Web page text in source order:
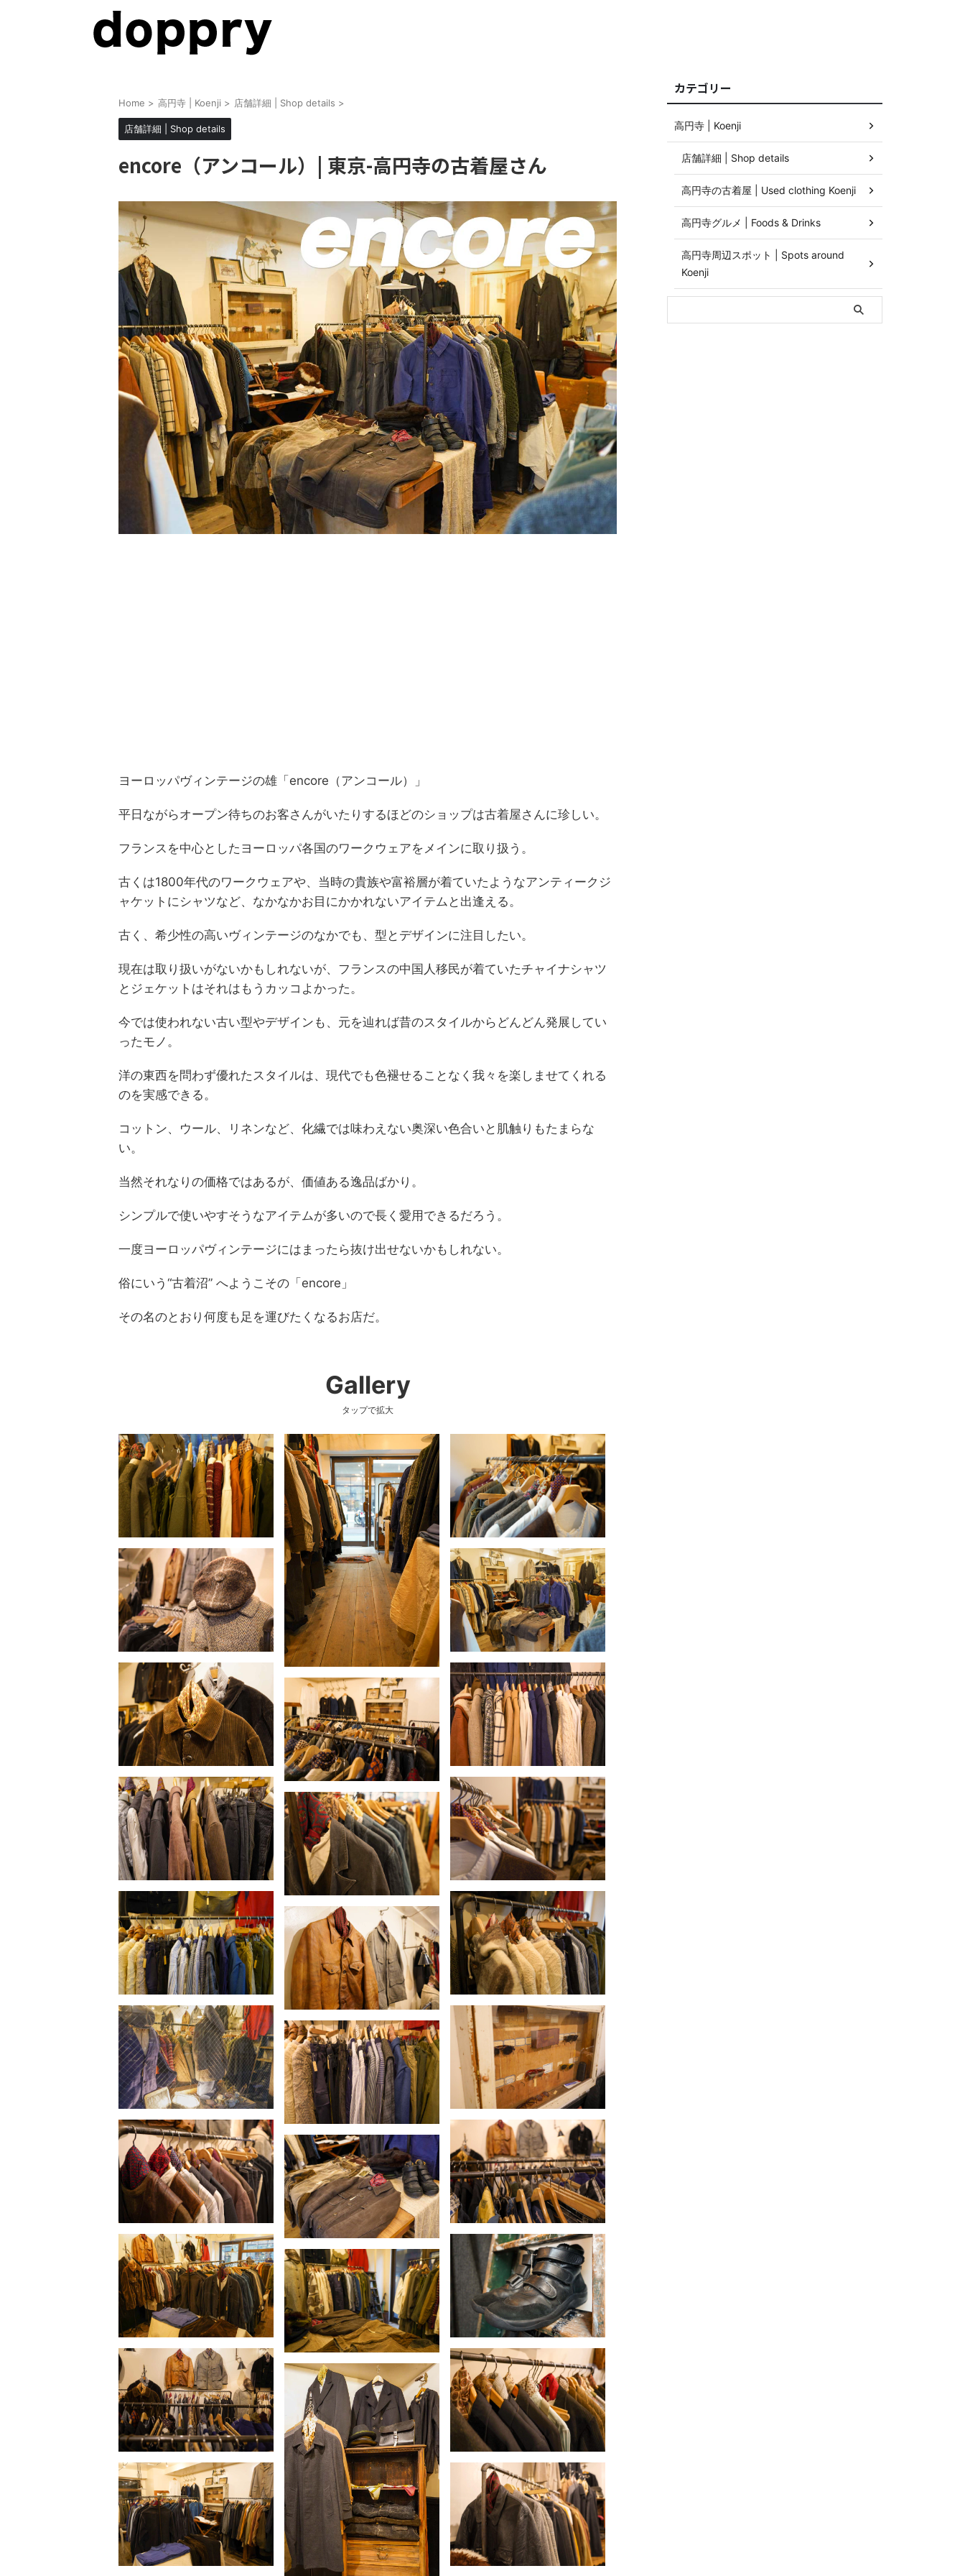
Home > 高円寺 | Koenji > 店舗詳細 | Shop details >
店舗詳細 | Shop details
encore（アンコール）| 東京-高円寺の古着屋さん
ヨーロッパヴィンテージの雄「encore（アンコール）」
平日ながらオープン待ちのお客さんがいたりするほどのショップは古着屋さんに珍しい。
フランスを中心としたヨーロッパ各国のワークウェアをメインに取り扱う。
古くは1800年代のワークウェアや、当時の貴族や富裕層が着ていたようなアンティークジ
ャケットにシャツなど、なかなかお目にかかれないアイテムと出逢える。
古く、希少性の高いヴィンテージのなかでも、型とデザインに注目したい。
現在は取り扱いがないかもしれないが、フランスの中国人移民が着ていたチャイナシャツ
とジェケットはそれはもうカッコよかった。
今では使われない古い型やデザインも、元を辿れば昔のスタイルからどんどん発展してい
ったモノ。
洋の東西を問わず優れたスタイルは、現代でも色褪せることなく我々を楽しませてくれる
のを実感できる。
コットン、ウール、リネンなど、化繊では味わえない奥深い色合いと肌触りもたまらな
い。
当然それなりの価格ではあるが、価値ある逸品ばかり。
シンプルで使いやすそうなアイテムが多いので長く愛用できるだろう。
一度ヨーロッパヴィンテージにはまったら抜け出せないかもしれない。
俗にいう“古着沼” へようこその「encore」
その名のとおり何度も足を運びたくなるお店だ。
Gallery
タップで拡大
カテゴリー
高円寺 | Koenji
店舗詳細 | Shop details
高円寺の古着屋 | Used clothing Koenji
高円寺グルメ | Foods & Drinks
高円寺周辺スポット | Spots around
Koenji